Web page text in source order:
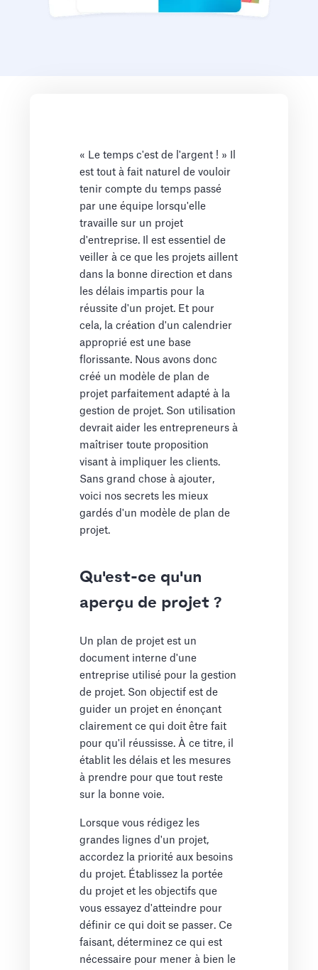
« Le temps c'est de l'argent ! » Il
est tout à fait naturel de vouloir
tenir compte du temps passé
par une équipe lorsqu'elle
travaille sur un projet
d'entreprise. Il est essentiel de
veiller à ce que les projets aillent
dans la bonne direction et dans
les délais impartis pour la
réussite d'un projet. Et pour
cela, la création d'un calendrier
approprié est une base
florissante. Nous avons donc
créé un modèle de plan de
projet parfaitement adapté à la
gestion de projet. Son utilisation
devrait aider les entrepreneurs à
maîtriser toute proposition
visant à impliquer les clients.
Sans grand chose à ajouter,
voici nos secrets les mieux
gardés d'un modèle de plan de
projet.
Qu'est-ce qu'un
aperçu de projet ?
Un plan de projet est un
document interne d'une
entreprise utilisé pour la gestion
de projet. Son objectif est de
guider un projet en énonçant
clairement ce qui doit être fait
pour qu'il réussisse. À ce titre, il
établit les délais et les mesures
à prendre pour que tout reste
sur la bonne voie.
Lorsque vous rédigez les
grandes lignes d'un projet,
accordez la priorité aux besoins
du projet. Établissez la portée
du projet et les objectifs que
vous essayez d'atteindre pour
définir ce qui doit se passer. Ce
faisant, déterminez ce qui est
nécessaire pour mener à bien le